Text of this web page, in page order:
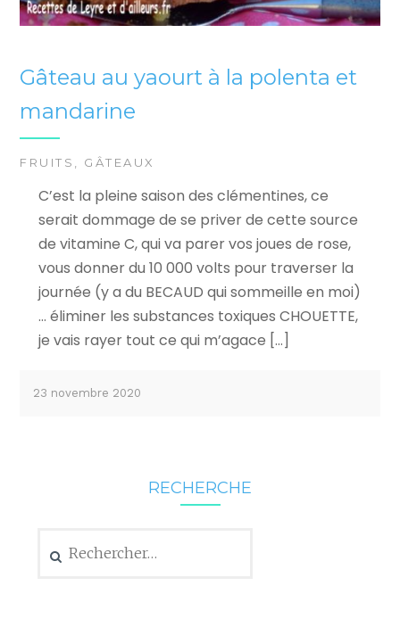
Gâteau au yaourt à la polenta et
mandarine
FRUITS GÂTEAUX
C’est la pleine saison des clémentines, ce
serait dommage de se priver de cette source
de vitamine C, qui va parer vos joues de rose,
vous donner du 10 000 volts pour traverser la
journée (y a du BECAUD qui sommeille en moi)
… éliminer les substances toxiques CHOUETTE,
je vais rayer tout ce qui m’agace […]
23 novembre 2020
RECHERCHE